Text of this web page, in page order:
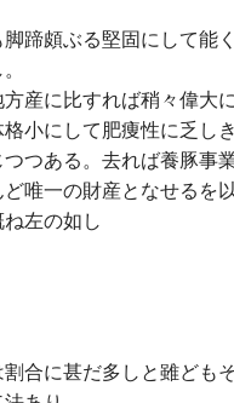
蹄頗ぶる堅固にして能
産に比すれば稍々偉大
小にして肥痩性に乏し
つある。去れば養豚
唯一の財産となせるを
左の如し
合に甚だ多しと雖ど